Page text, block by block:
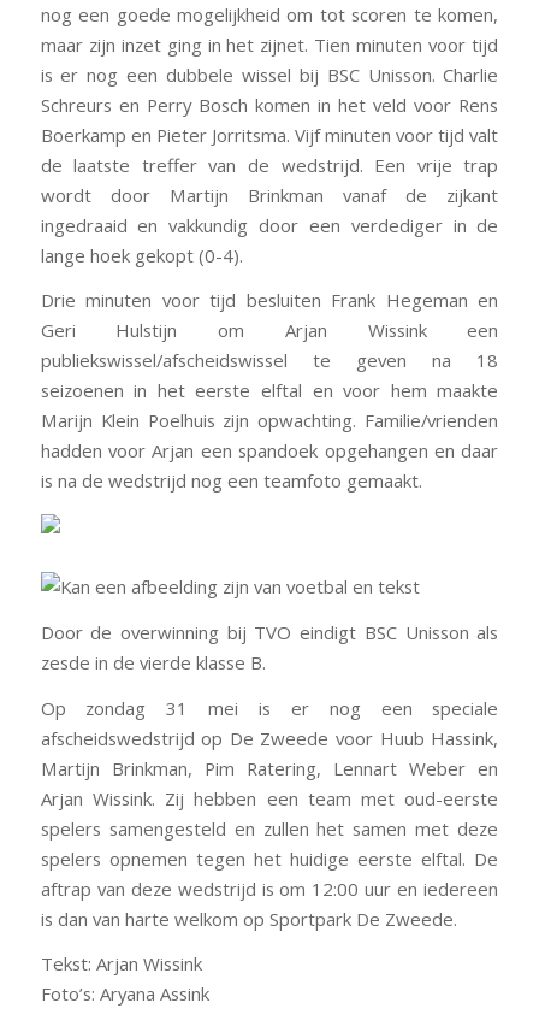
nog een goede mogelijkheid om tot scoren te komen,
maar zijn inzet ging in het zijnet. Tien minuten voor tijd
is er nog een dubbele wissel bij BSC Unisson. Charlie
Schreurs en Perry Bosch komen in het veld voor Rens
Boerkamp en Pieter Jorritsma. Vijf minuten voor tijd valt
de laatste treffer van de wedstrijd. Een vrije trap
wordt door Martijn Brinkman vanaf de zijkant
ingedraaid en vakkundig door een verdediger in de
lange hoek gekopt (0-4).
Drie minuten voor tijd besluiten Frank Hegeman en
Geri Hulstijn om Arjan Wissink een
publiekswissel/afscheidswissel te geven na 18
seizoenen in het eerste elftal en voor hem maakte
Marijn Klein Poelhuis zijn opwachting. Familie/vrienden
hadden voor Arjan een spandoek opgehangen en daar
is na de wedstrijd nog een teamfoto gemaakt.
Door de overwinning bij TVO eindigt BSC Unisson als
zesde in de vierde klasse B.
Op zondag 31 mei is er nog een speciale
afscheidswedstrijd op De Zweede voor Huub Hassink,
Martijn Brinkman, Pim Ratering, Lennart Weber en
Arjan Wissink. Zij hebben een team met oud-eerste
spelers samengesteld en zullen het samen met deze
spelers opnemen tegen het huidige eerste elftal. De
aftrap van deze wedstrijd isom 12:00 uur en iedereen
is dan van harte welkom op Sportpark De Zweede.
Tekst: Arjan Wissink
Foto’s: Aryana Assink